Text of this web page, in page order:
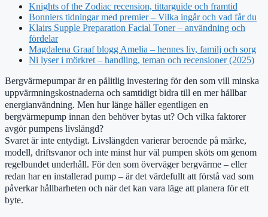
Knights of the Zodiac recension, tittarguide och framtid
Bonniers tidningar med premier – Vilka ingår och vad får du
Klairs Supple Preparation Facial Toner – användning och
fördelar
Magdalena Graaf blogg Amelia – hennes liv, familj och sorg
Ni lyser i mörkret – handling, teman och recensioner (2025)
Bergvärmepumpar är en pålitlig investering för den som vill minska
uppvärmningskostnaderna och samtidigt bidra till en mer hållbar
energianvändning. Men hur länge håller egentligen en
bergvärmepump innan den behöver bytas ut? Och vilka faktorer
avgör pumpens livslängd?
Svaret är inte entydigt. Livslängden varierar beroende på märke,
modell, driftsvanor och inte minst hur väl pumpen sköts om genom
regelbundet underhåll. För den som överväger bergvärme – eller
redan har en installerad pump – är det värdefullt att förstå vad som
påverkar hållbarheten och när det kan vara läge att planera för ett
byte.